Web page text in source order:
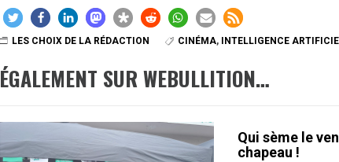
LES CHOIX DE LA RÉDACTION CINÉMA, INTELLIGENCE
ÉGALEMENT SUR WEBULLITION…
Qui sème le
chapeau !